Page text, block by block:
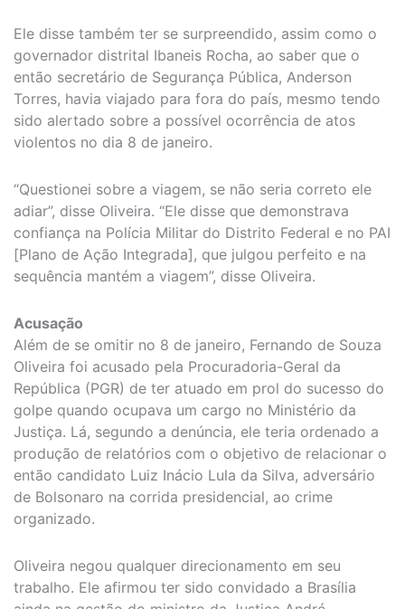
Ele disse também ter se surpreendido, assim como o
governador distrital Ibaneis Rocha, ao saber que o
então secretário de Segurança Pública, Anderson
Torres, havia viajado para fora do país, mesmo tendo
sido alertado sobre a possível ocorrência de atos
violentos no dia 8 de janeiro.
“Questionei sobre a viagem, se não seria correto ele
adiar”, disse Oliveira. “Ele disse que demonstrava
confiança na Polícia Militar do Distrito Federal e no PAI
[Plano de Ação Integrada], que julgou perfeito e na
sequência mantém a viagem”, disse Oliveira.
Acusação
Além de se omitir no 8 de janeiro, Fernando de Souza
Oliveira foi acusado pela Procuradoria-Geral da
República (PGR) de ter atuado em prol do sucesso do
golpe quando ocupava um cargo no Ministério da
Justiça. Lá, segundo a denúncia, ele teria ordenado a
produção de relatórios com o objetivo de relacionar o
então candidato Luiz Inácio Lula da Silva, adversário
de Bolsonaro na corrida presidencial, ao crime
organizado.
Oliveira negou qualquer direcionamento em seu
trabalho. Ele afirmou ter sido convidado a Brasília